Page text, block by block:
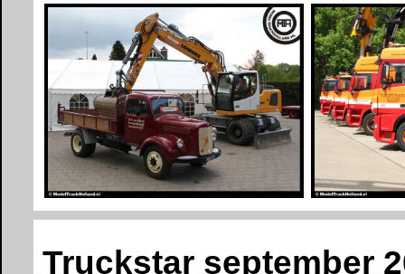
Truckstar september